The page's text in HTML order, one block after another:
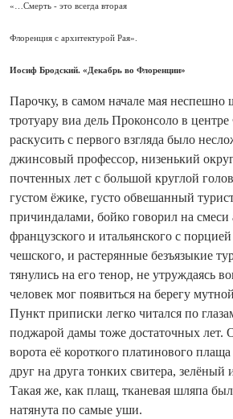
«…Смерть - это все­гда вторая
Флоренция с архитектурой Рая».
Иосиф Бродский. «Декабрь во Флоренции»
Парочку, в самом начале мая
тротуару виа дель Проконсоло в
раскусить с первого взгляда было
джинсовый профессор, низенький
почтенных лет с большой круглой
густом ёжике, густо обвешанный
причиндалами, бойко говорил на смеси
французского и италь­янского с
чешского, и растерянные безъязыкие
тянулись на его тенор, не утруждаясь
человек мог появиться на берегу
Пункт приписки легко читался по
поджарой дамы тоже достаточных лет.
ворота её короткого платинового
друг на друга тонких свитера, зелёный
Такая же, как плащ, тканевая шляпа
натянута по самые уши.